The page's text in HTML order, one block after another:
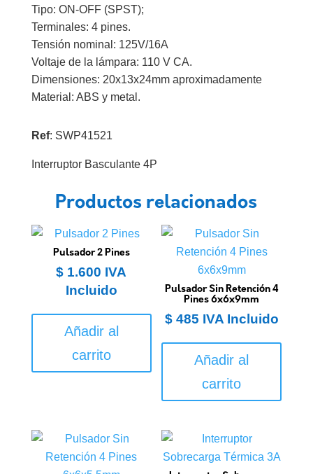
Tipo: ON-OFF (SPST);
Terminales: 4 pines.
Tensión nominal: 125V/16A
Voltaje de la lámpara: 110 V CA.
Dimensiones: 20x13x24mm aproximadamente
Material: ABS y metal.
Ref: SWP41521
Interruptor Basculante 4P
Productos relacionados
Pulsador 2 Pines
$ 1.600 IVA
Incluido
Añadir al
carrito
Pulsador Sin Retención 4
Pines 6x6x9mm
$485 IVA Incluido
Añadir al
carrito